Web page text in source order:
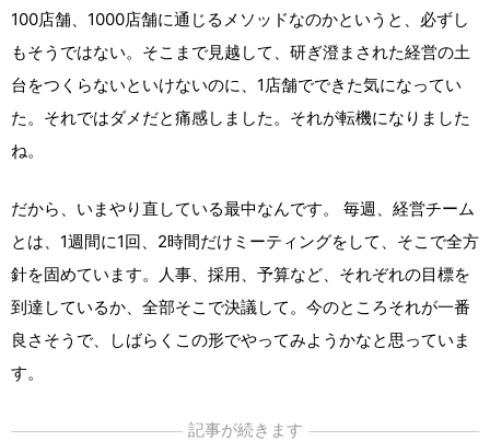
100店舗、1000店舗に通じるメソッドなのかというと、必ずし
もそうではない。そこまで見越して、研ぎ澄まされた経営の土
台をつくらないといけないのに、1店舗でできた気になってい
た。それではダメだと痛感しました。それが転機になりました
ね。
だから、いまやり直している最中なんです。 毎週、経営チーム
とは、1週間に1回、2時間だけミーティングをして、そこで全方
針を固めています。人事、採用、予算など、それぞれの目標を
到達しているか、全部そこで決議して。今のところそれが一番
良さそうで、しばらくこの形でやってみようかなと思っていま
す。
記事が続きます